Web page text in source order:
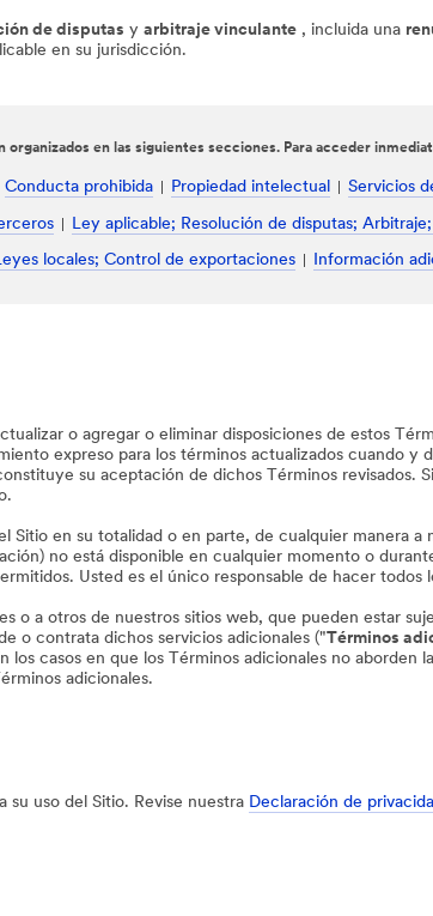
de disputas y arbitraje vinculante , incluida una
en su jurisdicción.
organizados en las siguientes secciones. Para acceder
Conducta prohibida Propiedad intelectual Servicios
Ley aplicable; Resolución de disputas;
locales; Control de exportaciones Información
o agregar o eliminar disposiciones de estos
expreso para los términos actualizados cuando
su aceptación de dichos Términos revisados.
en su totalidad o en parte, de cualquier manera
no está disponible en cualquier momento o
Usted es el único responsable de hacer todos
o a otros de nuestros sitios web, que pueden estar
o contrata dichos servicios adicionales ("Términos
los casos en que los Términos adicionales no
adicionales.
su uso del Sitio. Revise nuestra Declaración de